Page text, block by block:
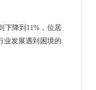
下降到11%，位居
业发展遇到困境的